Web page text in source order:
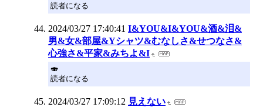
読者になる
2024/03/27 17:40:41 I&YOU&I&YOU&酒&泪&
男&女&部屋&Yシャツ&むなしさ&せつなさ&
心強さ&平家&みちよ&I
🍣
読者になる
2024/03/27 17:09:12 見えない